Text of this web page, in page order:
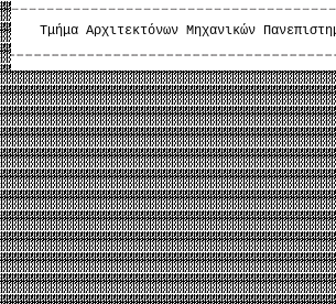
Τμήμα Αρχιτεκτόνων Μηχανικών